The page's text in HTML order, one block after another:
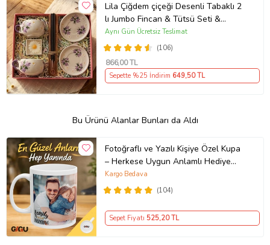
Lila Çiğdem çiçeği Desenli Tabaklı 2
lı Jumbo Fincan & Tütsü Seti &
Papatya Mum &
(106)
Aynı Gün Ücretsiz Teslimat
866,00 TL
Sepette %25 İndirim 649,50 TL
Bu Ürünü Alanlar Bunları da Aldı
Fotoğraflı ve Yazılı Kişiye Özel Kupa
– Herkese Uygun Anlamlı Hediye
Porselen Baskılı Kupa (Beyaz)
(104)
Kargo Bedava
Sepet Fiyatı 525,20 TL